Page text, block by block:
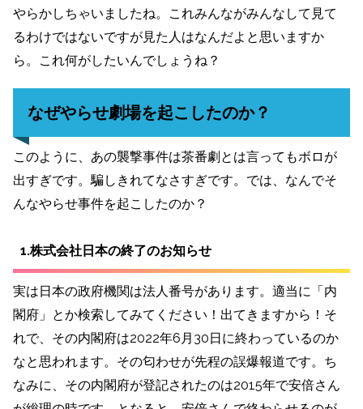
やらかしちゃいましたね。これみんながみんなして見て
るわけではないですが見た人はなんだよと思いますか
ら。これ何がしたいんでしょうね？
なぜやらせ劇場を起こしたのか？
このように、あの襲撃事件は茶番劇とは言ってもボロが
出すぎです。騙しきれてなさすぎです。では、なんでそ
んなやらせ事件を起こしたのか？
1.株式会社日本の終了のお知らせ
実は日本の政府機関は法人番号があります。適当に「内
閣府」とか検索してみてください！出てきますから！そ
れで、その内閣府は2022年6月30日に終わっているのか
なと思われます。その匂わせが先程の誤爆報道です。ち
なみに、その内閣府が登記されたのは2015年で安倍さん